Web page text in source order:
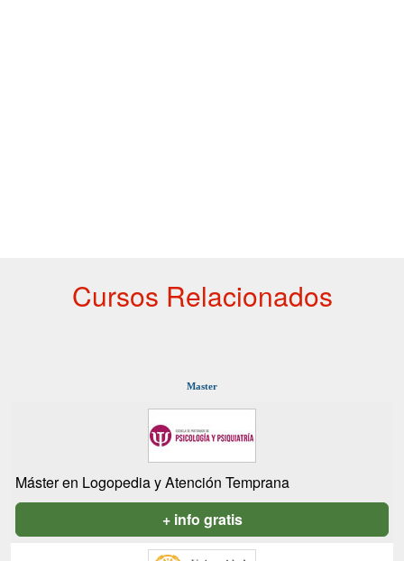
Cursos Relacionados
Master
Máster en Logopedia y Atención Temprana
+ info gratis